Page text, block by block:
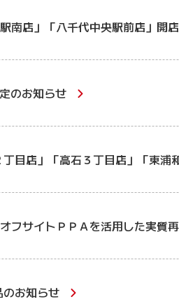
南店」「八千代中央駅前店」開
のお知らせ
目店」「高石３丁目店」「東浦
フサイトＰＰＡを活用した実質
のお知らせ